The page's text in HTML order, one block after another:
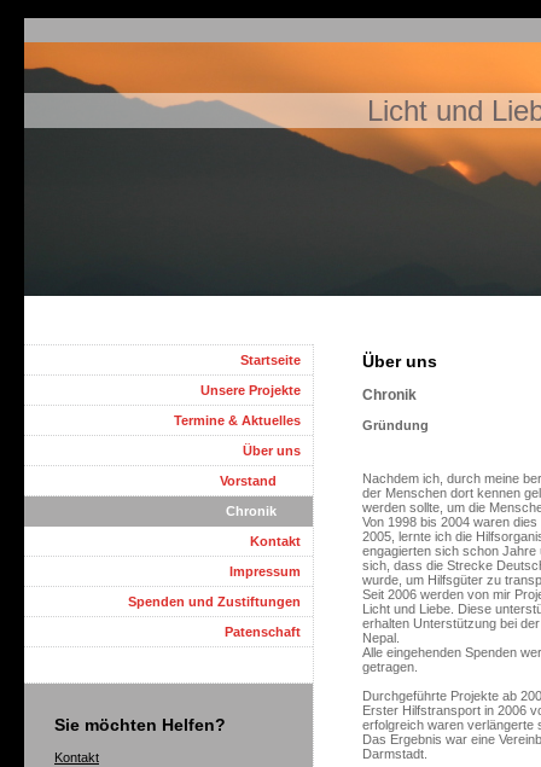
Licht und
Über uns
Chronik
Gründung
Nachdem ich, durch meine
der Menschen dort kennen
werden sollte, um die
Von 1998 bis 2004 waren
2005, lernte ich die
engagierten sich schon
sich, dass die Strecke
wurde, um Hilfsgüter zu
Seit 2006 werden von mir
Licht und Liebe. Diese
erhalten Unterstützung bei
Nepal.
Alle eingehenden Spenden
getragen.
Durchgeführte Projekte ab
Erster Hilfstransport in 2006
erfolgreich waren verlängerte
Das Ergebnis war eine
Darmstadt.
Startseite
Unsere Projekte
Termine & Aktuelles
Über uns
Vorstand
Chronik
Kontakt
Impressum
Spenden und Zustiftungen
Patenschaft
Sie möchten Helfen?
Kontakt